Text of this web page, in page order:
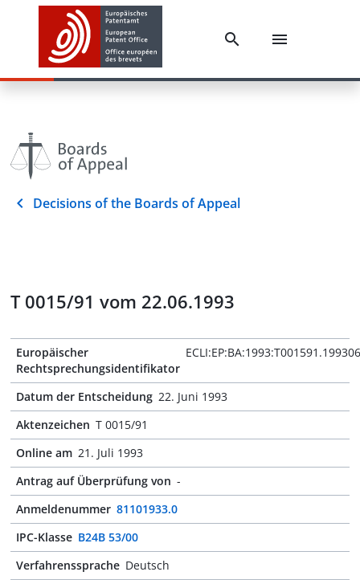
Decisions of the Boards of Appeal
T 0015/91 vom 22.06.1993
Europäischer
Rechtsprechungsidentifikator
Datum der Entscheidung 22. Juni 1993
Aktenzeichen T 0015/91
Online am 21. Juli 1993
Antrag auf Überprüfung von -
Anmeldenummer 81101933.0
IPC-Klasse B24B 53/00
Verfahrenssprache Deutsch